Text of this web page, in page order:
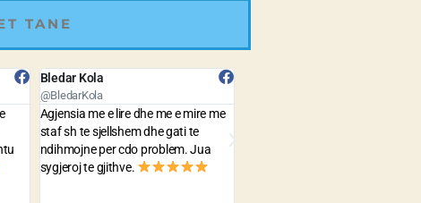
TANE
Gerald Lulja
@GeraldLulja
The prices are quite cheap and the
service is very fast and precise . yet
the best agency in Albania !